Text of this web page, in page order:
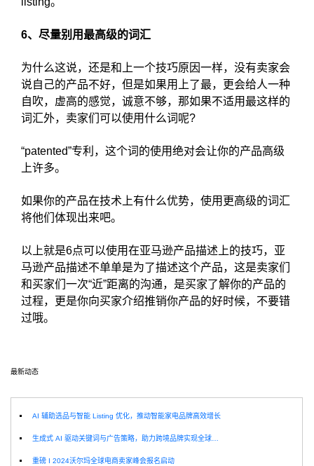
6、尽量别用最高级的词汇
为什么这说，还是和上一个技巧原因一样，没有卖家会
说自己的产品不好，但是如果用上了最，更会给人一种
自吹，虚高的感觉，诚意不够，那如果不适用最这样的
词汇外，卖家们可以使用什么词呢?
“patented”专利，这个词的使用绝对会让你的产品高级
上许多。
如果你的产品在技术上有什么优势，使用更高级的词汇
将他们体现出来吧。
以上就是6点可以使用在亚马逊产品描述上的技巧，亚
马逊产品描述不单单是为了描述这个产品，这是卖家们
和买家们一次“近”距离的沟通，是买家了解你的产品的
过程，更是你向买家介绍推销你产品的好时候，不要错
过哦。
最新动态
AI 辅助选品与智能 Listing 优化，推动智能家电品牌高效增长
生成式 AI 驱动关键词与广告策略，助力跨境品牌实现全球增长突破
重磅 I 2024沃尔玛全球电商卖家峰会报名启动